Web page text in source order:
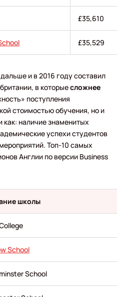
£35,610
£35,529
и в 2016 году составил
в которыесложнее
поступления
стоимостью обучения, но и
наличие знаменитых
успехи студентов
Топ-10 самых
Англии по версии Business
школы
School
School